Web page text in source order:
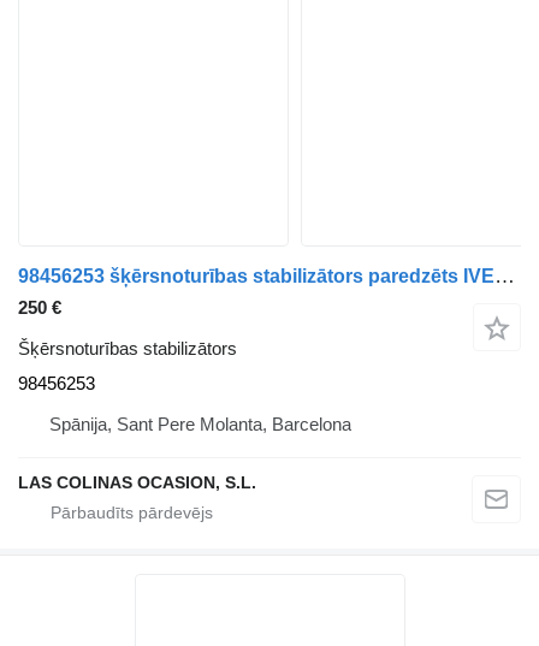
98456253 šķērsnoturības stabilizātors paredzēts IVECO EuroCargo tector kravas automašīnas
250 €
Šķērsnoturības stabilizātors
98456253
Spānija, Sant Pere Molanta, Barcelona
LAS COLINAS OCASION, S.L.